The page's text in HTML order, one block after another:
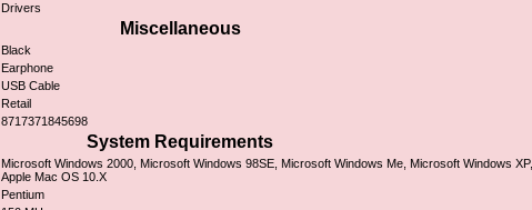
Drivers
Miscellaneous
Black
Earphone
USB Cable
Retail
8717371845698
System Requirements
Microsoft Windows 2000, Microsoft Windows 98SE, Microsoft Windows Me, Microsoft Windows XP,
Apple Mac OS 10.X
Pentium